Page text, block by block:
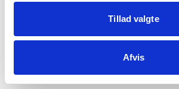
Tillad valgte
Afvis